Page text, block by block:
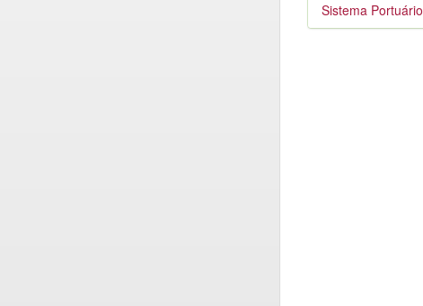
Sistema Portuário